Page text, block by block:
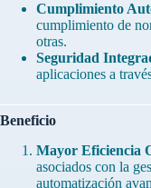
Cumplimiento
cumplimiento de
otras.
Seguridad
aplicaciones a
Beneficio
Mayor Eficiencia
asociados con la
automatización